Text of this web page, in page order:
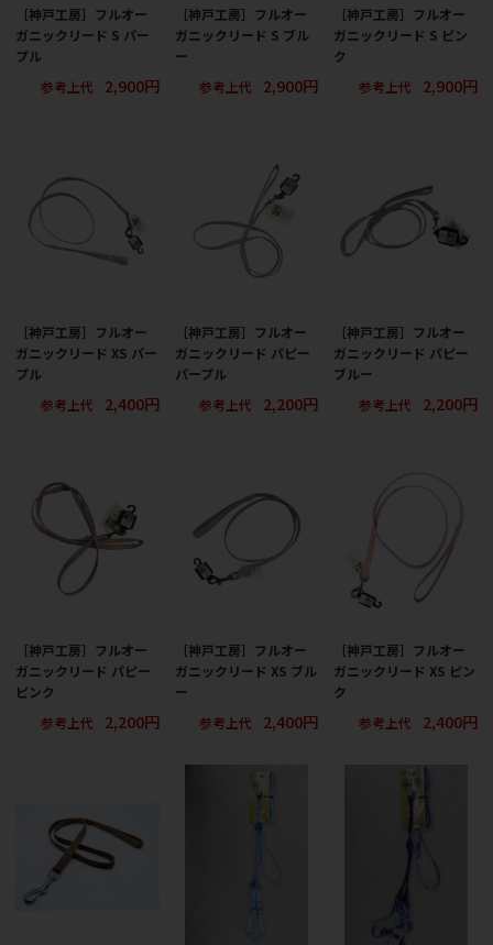
［神戸工房］フルオー
ガニックリード S パー
プル
参考上代
2,900円
［神戸工房］フルオー
ガニックリード S ブル
ー
参考上代
2,900円
［神戸工房］フルオー
ガニックリード S ピン
ク
参考上代
2,900円
［神戸工房］フルオー
ガニックリード XS パー
プル
参考上代
2,400円
［神戸工房］フルオー
ガニックリード パピー
パープル
参考上代
2,200円
［神戸工房］フルオー
ガニックリード パピー
ブルー
参考上代
2,200円
［神戸工房］フルオー
ガニックリード パピー
ピンク
参考上代
2,200円
［神戸工房］フルオー
ガニックリード XS ブル
ー
参考上代
2,400円
［神戸工房］フルオー
ガニックリード XS ピン
ク
参考上代
2,400円